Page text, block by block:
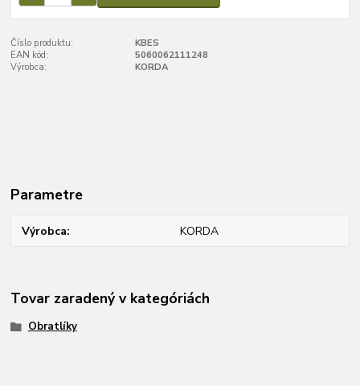
Číslo produktu:
KBES
EAN kód:
5060062111248
Výrobca:
KORDA
Parametre
Výrobca KORDA
Tovar zaradený v kategóriách
Obratlíky